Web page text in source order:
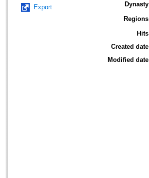
Export
Dynasty
Regions
Hits
Created date
Modified date